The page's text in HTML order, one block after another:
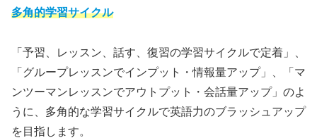
多角的学習サイクル
「予習、レッスン、話す、復習の学習サイクルで定着」、
「グループレッスンでインプット・情報量アップ」、「マ
ンツーマンレッスンでアウトプット・会話量アップ」のよ
うに、多角的な学習サイクルで英語力のブラッシュアップ
を目指します。